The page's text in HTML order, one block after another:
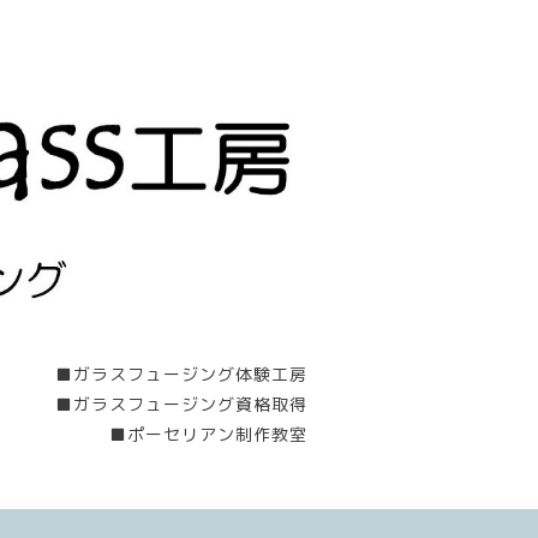
■ガラスフュージング体験工房
■ガラスフュージング資格取得
■ポーセリアン制作教室